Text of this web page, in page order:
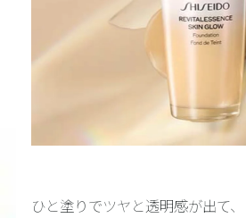
ひと塗りでツヤと透明感が出て